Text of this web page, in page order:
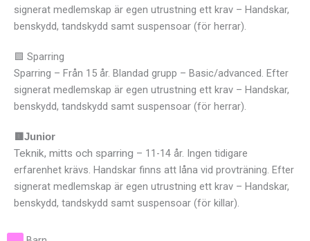
signerat medlemskap är egen utrustning ett krav – Handskar,
benskydd, tandskydd samt suspensoar (för herrar).
🟩 Sparring
Sparring – Från 15 år. Blandad grupp – Basic/advanced. Efter
signerat medlemskap är egen utrustning ett krav – Handskar,
benskydd, tandskydd samt suspensoar (för herrar).
🟨Junior
Teknik, mitts och sparring – 11-14 år. Ingen tidigare
erfarenhet krävs. Handskar finns att låna vid provträning. Efter
signerat medlemskap är egen utrustning ett krav – Handskar,
benskydd, tandskydd samt suspensoar (för killar).